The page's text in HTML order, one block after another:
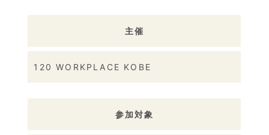
主催
120 WORKPLACE KOBE
参加対象